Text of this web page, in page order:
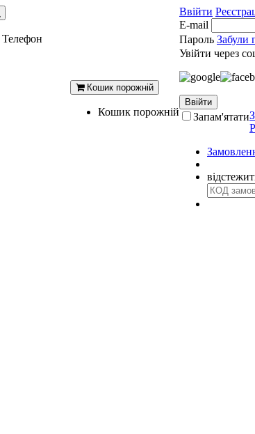
Ввійти
E-mail
Пароль Забули
Увійти через
Ввійти
Запам'ятати
Телефон
Кошик порожній
Кошик порожній